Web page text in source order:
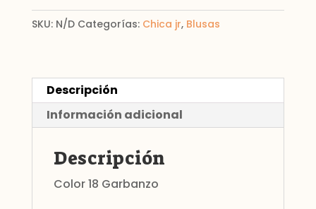
estampado
para
SKU: N/D Categorías: Chica jr, Blusas
Descripción
Información adicional
Descripción
Color 18 Garbanzo